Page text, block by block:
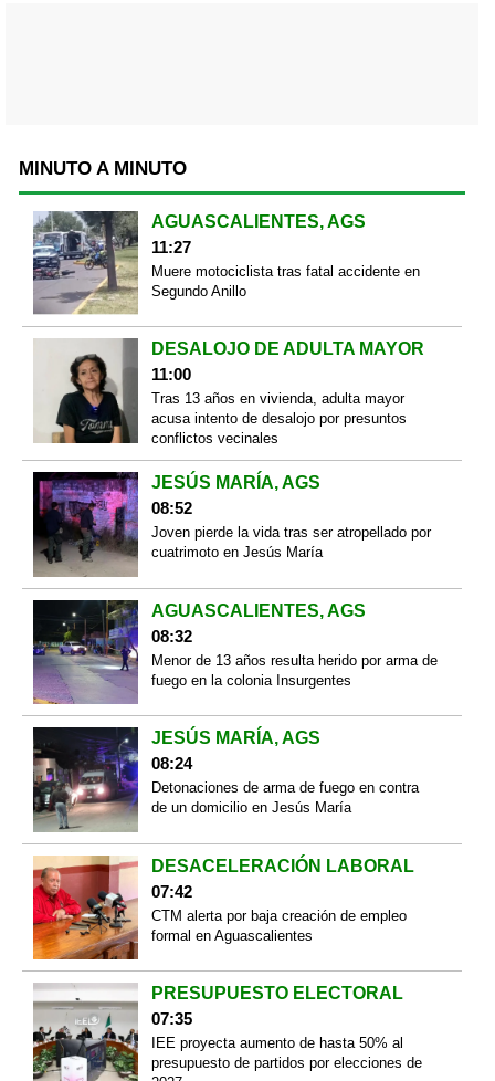
MINUTO A MINUTO
AGUASCALIENTES, AGS
11:27
Muere motociclista tras fatal accidente en
Segundo Anillo
DESALOJO DE ADULTA MAYOR
11:00
Tras 13 años en vivienda, adulta mayor
acusa intento de desalojo por presuntos
conflictos vecinales
JESÚS MARÍA, AGS
08:52
Joven pierde la vida tras ser atropellado por
cuatrimoto en Jesús María
AGUASCALIENTES, AGS
08:32
Menor de 13 años resulta herido por arma de
fuego en la colonia Insurgentes
JESÚS MARÍA, AGS
08:24
Detonaciones de arma de fuego en contra
de un domicilio en Jesús María
DESACELERACIÓN LABORAL
07:42
CTM alerta por baja creación de empleo
formal en Aguascalientes
PRESUPUESTO ELECTORAL
07:35
IEE proyecta aumento de hasta 50% al
presupuesto de partidos por elecciones de